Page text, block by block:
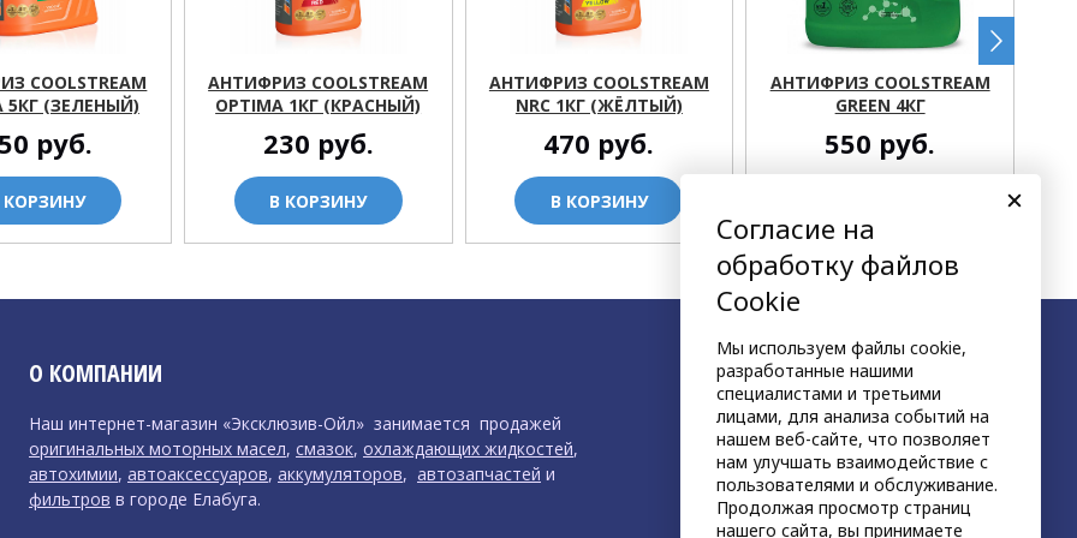
COOLSTREAM
5КГ (ЗЕЛЕНЫЙ)
руб.
КОРЗИНУ
АНТИФРИЗ COOLSTREAM
OPTIMA 1КГ (КРАСНЫЙ)
230 руб.
В КОРЗИНУ
АНТИФРИЗ COOLSTREAM
NRC 1КГ (ЖЁЛТЫЙ)
470 руб.
В КОРЗИНУ
АНТИФРИЗ COOLSTREAM
GREEN 4КГ
550 руб.
О КОМПАНИИ
Наш интернет-магазин «Эксклюзив-Ойл» занимается продажей
оригинальных моторных масел, смазок, охлаждающих жидкостей,
автохимии, автоаксессуаров, аккумуляторов, автозапчастей и
фильтров в городе Елабуга.
Согласие на
обработку файлов
Cookie
Мы используем файлы cookie,
разработанные нашими
специалистами и третьими
лицами, для анализа событий на
нашем веб-сайте, что позволяет
нам улучшать взаимодействие с
пользователями и обслуживание.
Продолжая просмотр страниц
нашего сайта, вы принимаете